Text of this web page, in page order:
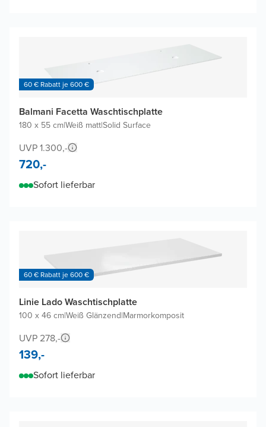
60 € Rabatt je 600 €
Balmani Facetta Waschtischplatte
180 x 55 cm|Weiß matt|Solid Surface
UVP 1.300,-
720,-
Sofort lieferbar
60 € Rabatt je 600 €
Linie Lado Waschtischplatte
100 x 46 cm|Weiß Glänzend|Marmorkomposit
UVP 278,-
139,-
Sofort lieferbar